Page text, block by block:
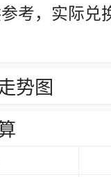
考，实际
势图